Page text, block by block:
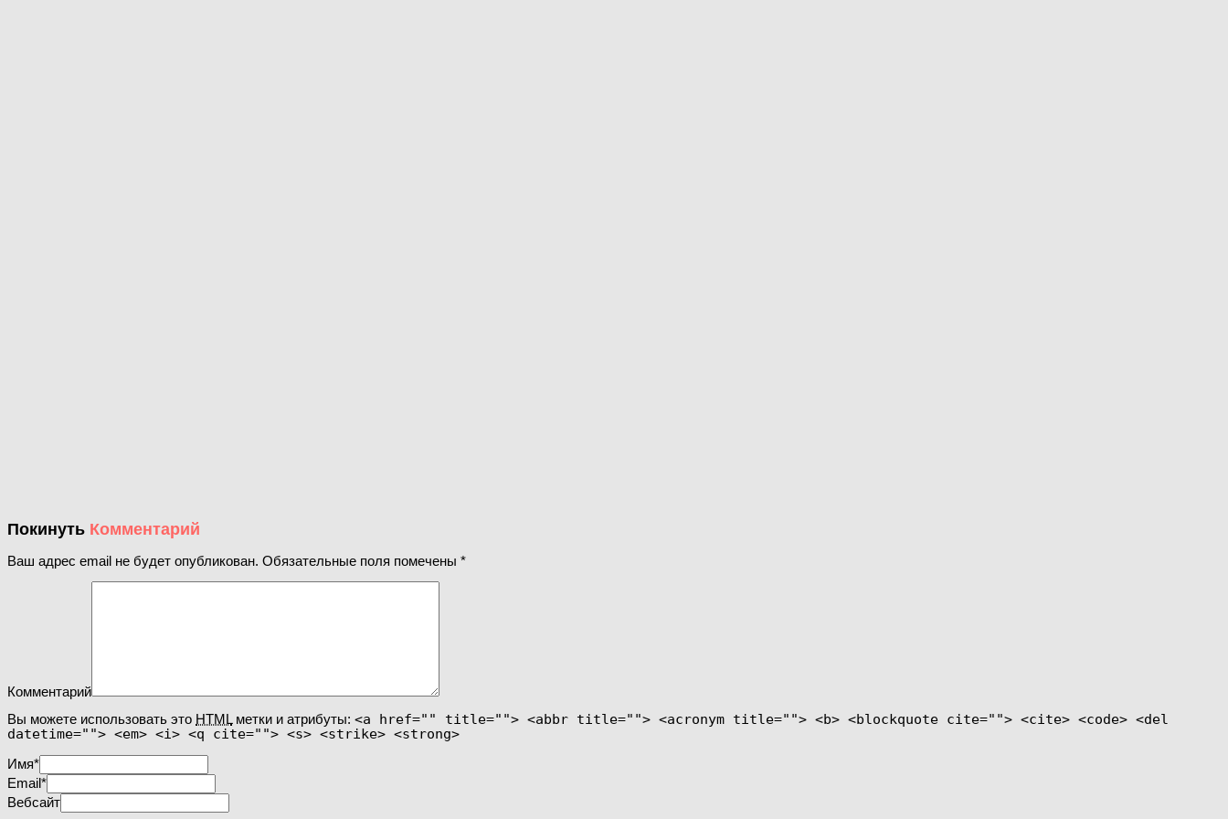
Покинуть Комментарий
Ваш адрес email не будет опубликован. Обязательные поля помечены *
Комментарий
Вы можете использовать это HTMLметки и атрибуты: <a href="" title=""> <abbr title=""> <acronym title=""> <b> <blockquote cite=""> <cite> <code> <del
datetime=""> <em> <i> <q cite=""> <s> <strike> <strong>
Имя*
Email*
Вебсайт